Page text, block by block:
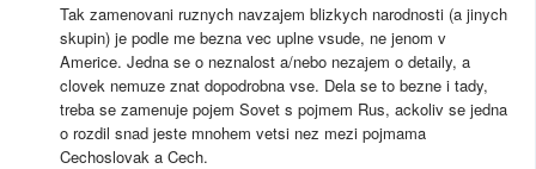
Tak zamenovani ruznych navzajem blizkych narodnosti (a jinych
skupin) je podle me bezna vec uplne vsude, ne jenom v
Americe. Jedna se o neznalost a/nebo nezajem o detaily, a
clovek nemuze znat dopodrobna vse. Dela se to bezne i tady,
treba se zamenuje pojem Sovet s pojmem Rus, ackoliv se jedna
o rozdil snad jeste mnohem vetsi nez mezi pojmama
Cechoslovak a Cech.